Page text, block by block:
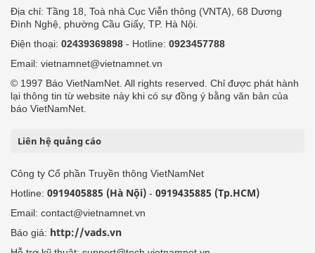
Địa chỉ: Tầng 18, Toà nhà Cục Viễn thông (VNTA), 68 Dương
Đình Nghệ, phường Cầu Giấy, TP. Hà Nội.
Điện thoại: 02439369898 - Hotline: 0923457788
Email: vietnamnet@vietnamnet.vn
© 1997 Báo VietNamNet. All rights reserved. Chỉ được phát hành
lại thông tin từ website này khi có sự đồng ý bằng văn bản của
báo VietNamNet.
Liên hệ quảng cáo
Công ty Cổ phần Truyền thông VietNamNet
Hotline: 0919405885 (Hà Nội) - 0919435885 (Tp.HCM)
Email: contact@vietnamnet.vn
Báo giá: http://vads.vn